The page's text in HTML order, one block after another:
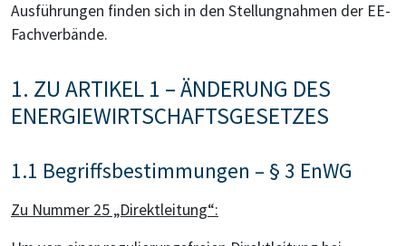
Ausführungen finden sich in den Stellungnahmen der EE-
Fachverbände.
1. ZU ARTIKEL 1 – ÄNDERUNG DES
ENERGIEWIRTSCHAFTSGESETZES
1.1 Begriffsbestimmungen – § 3 EnWG
Zu Nummer 25 „Direktleitung“: